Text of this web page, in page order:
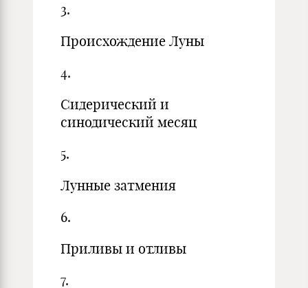
3.
Происхождение Луны
4.
Сидерический и
синодический месяц
5.
Лунные затмения
6.
Приливы и отливы
7.